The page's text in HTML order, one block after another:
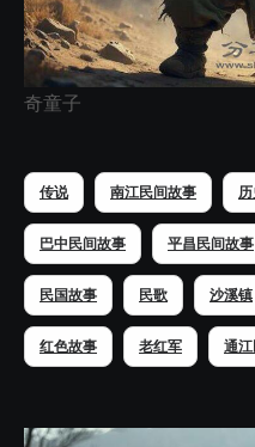
奇童子
传说 南江民间故事
巴中民间故事 平昌民间故事
民国故事 民歌 沙溪镇
红色故事 老红军 通